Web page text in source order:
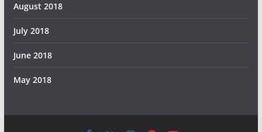
August 2018
July 2018
June 2018
May 2018